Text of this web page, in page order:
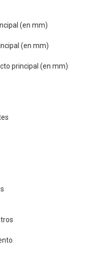
(en mm)
(en mm)
principal (en mm)